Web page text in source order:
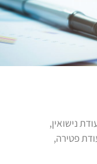
נישואין,
פטירה,